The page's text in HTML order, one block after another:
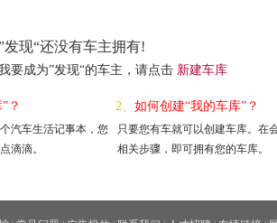
发现“还没有车主拥有!
要成为”发现“的车主，请点击 新建车库
？
汽车生活记事本，您
滴滴。
2、 如何创建“我的车库”？
只要您有车就可以创建车库。在
相关步骤，即可拥有您的车库。